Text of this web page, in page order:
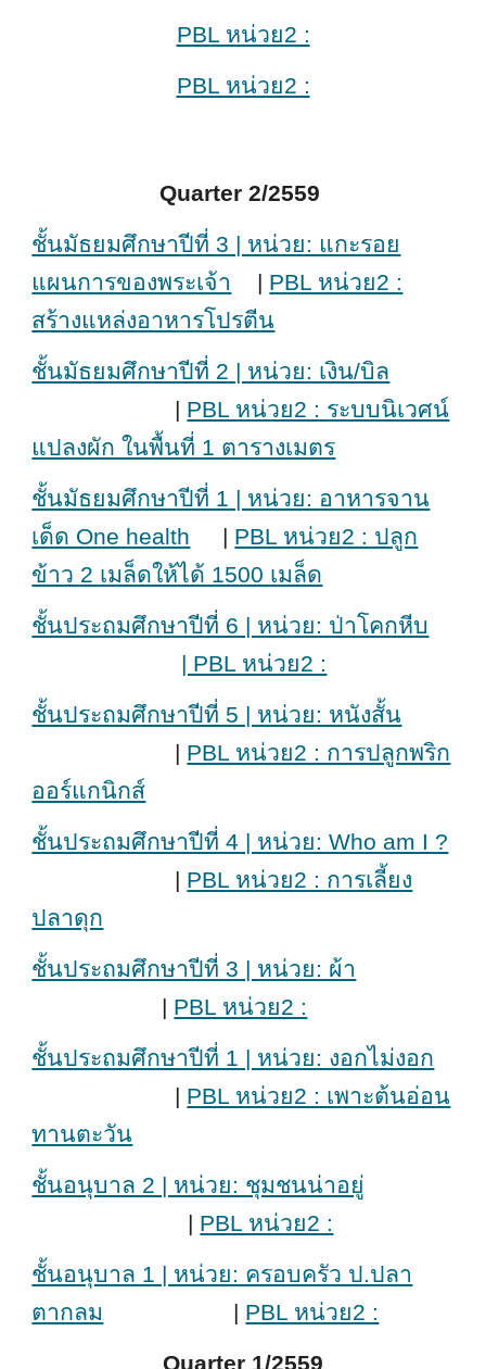
PBL หน่วย2 :
PBL หน่วย2 :
Quarter 2/2559
ชั้นมัธยมศึกษาปีที่ 3 | หน่วย: แกะรอย
แผนการของพระเจ้า
| PBL หน่วย2 :
สร้างแหล่งอาหารโปรตีน
ชั้นมัธยมศึกษาปีที่ 2 | หน่วย: เงิน/บิล
| PBL หน่วย2 : ระบบนิเวศน์
แปลงผัก ในพื้นที่ 1 ตารางเมตร
ชั้นมัธยมศึกษาปีที่ 1 | หน่วย: อาหารจาน
เด็ด One health | PBL หน่วย2 : ปลูก
ข้าว 2 เมล็ดให้ได้ 1500 เมล็ด
ชั้นประถมศึกษาปีที่ 6 | หน่วย: ป่าโคกหีบ
| PBL หน่วย2 :
ชั้นประถมศึกษาปีที่ 5 | หน่วย: หนังสั้น
| PBL หน่วย2 : การปลูกพริก
ออร์แกนิกส์
ชั้นประถมศึกษาปีที่ 4 | หน่วย: Who am I ?
| PBL หน่วย2 : การเลี้ยง
ปลาดุก
ชั้นประถมศึกษาปีที่ 3 | หน่วย: ผ้า
| PBL หน่วย2 :
ชั้นประถมศึกษาปีที่ 1 | หน่วย: งอกไม่งอก
| PBL หน่วย2 : เพาะต้นอ่อน
ทานตะวัน
ชั้นอนุบาล 2 | หน่วย: ชุมชนน่าอยู่
| PBL หน่วย2 :
ชั้นอนุบาล 1 | หน่วย: ครอบครัว ป.ปลา
ตากลม
| PBL หน่วย2 :
Quarter 1/2559